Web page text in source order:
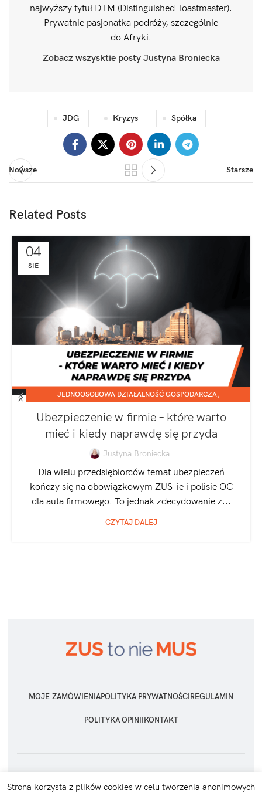
najwyższy tytuł DTM (Distinguished Toastmaster).
Prywatnie pasjonatka podróży, szczególnie
do Afryki.
Zobacz wszysktie posty Justyna Broniecka
JDG Kryzys Spółka
Nowsze Starsze
Related Posts
04
SIE
JEDNOOSOBOWA DZIAŁALNOŚĆ GOSPODARCZA,
Ubezpieczenie w firmie – które warto
mieć i kiedy naprawdę się przyda
Justyna Broniecka
Dla wielu przedsiębiorców temat ubezpieczeń
kończy się na obowiązkowym ZUS-ie i polisie OC
dla auta firmowego. To jednak zdecydowanie z...
CZYTAJ DALEJ
MOJE ZAMÓWIENIAPOLITYKA PRYWATNOŚCI REGULAMIN
POLITYKA OPINII KONTAKT
Strona korzysta z plików cookies w celu tworzenia anonimowych